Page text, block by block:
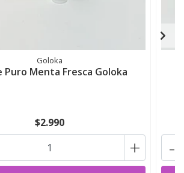
Goloka
Puro Menta Fresca Goloka
$2.990
+ -